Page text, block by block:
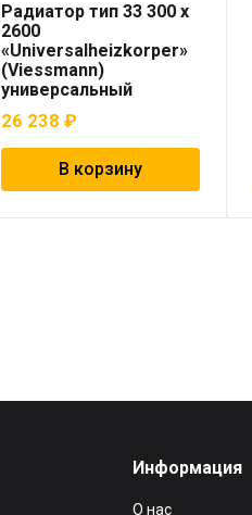
Радиатор тип 33 300 x
2600
«Universalheizkorper»
(Viessmann)
универсальный
26 238₽
В корзину
Информация
О нас